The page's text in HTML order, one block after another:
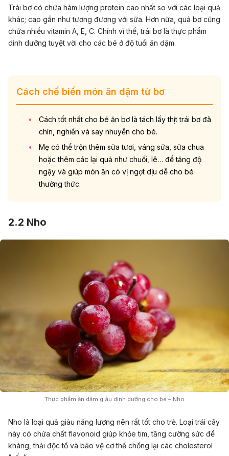
Trái bơ có chứa hàm lượng protein cao nhất so với các loại quả
khác; cao gần như tương đương với sữa. Hơn nữa, quả bơ cũng
chứa nhiều vitamin A, E, C. Chính vì thế, trái bơ là thực phẩm
dinh dưỡng tuyệt vời cho các bé ở độ tuổi ăn dặm.
Cách chế biến món ăn dặm từ bơ
Cách tốt nhất cho bé ăn bơ là tách lấy thịt trái bơ đã
chín, nghiền và say nhuyễn cho bé.
Mẹ có thể trộn thêm sữa tươi, váng sữa, sữa chua
hoặc thêm các lại quả như chuối, lê… để tăng độ
ngậy và giúp món ăn có vị ngọt dịu dễ cho bé
thưởng thức.
2.2 Nho
Thực phẩm ăn dặm giàu dinh dưỡng cho bé – Nho
Nho là loại quả giàu năng lượng nên rất tốt cho trẻ. Loại trái cây
này có chứa chất flavonoid giúp khỏe tim, tăng cường sức đề
kháng, thải độc tố và bảo vệ cơ thể chống lại các cholesterol